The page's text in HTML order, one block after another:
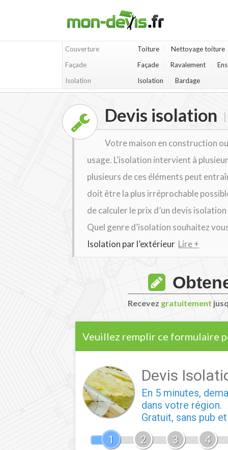
Devis isolation
Votre maison en construction
usage. L’isolation intervient à
plusieurs de ces éléments peut
doit être la plus irréprochable
de calculer le prix d’un devis
Quel genre d’isolation souhaitez
Isolation par l’extérieur Lire +
Recevez gratuitement
Veuillez remplir ce formulaire
Devis
En 5 minutes,
dans votre région.
Gratuit, sans pub
1
2 3 4
Couverture Toiture
Nettoyage toiture
Façade
Façade Ravalement
Isolation
Isolation Bardage